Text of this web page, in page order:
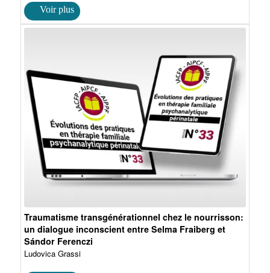
Traumatisme transgénérationnel chez le nourrisson:
un dialogue inconscient entre Selma Fraiberg et
Sándor Ferenczi
Ludovica Grassi